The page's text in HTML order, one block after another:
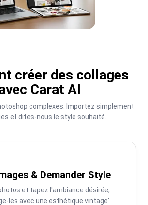
créer des collages
Carat AI
complexes. Importez simplement
et dites-nous le style souhaité.
& Demander Style
et tapez l'ambiance désirée,
les avec une esthétique vintage'.